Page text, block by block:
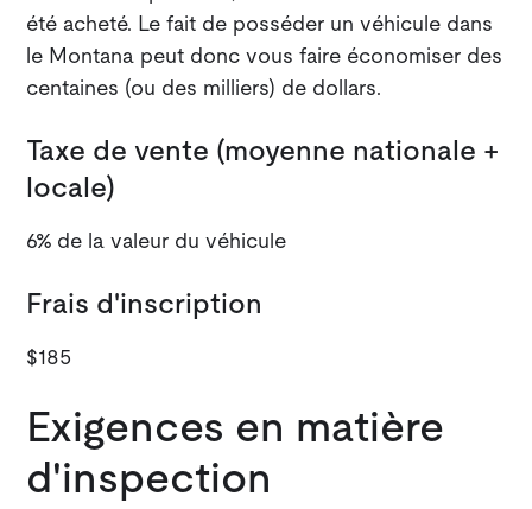
été acheté. Le fait de posséder un véhicule dans
le Montana peut donc vous faire économiser des
centaines (ou des milliers) de dollars.
Taxe de vente (moyenne nationale +
locale)
6% de la valeur du véhicule
Frais d'inscription
$185
Exigences en matière
d'inspection